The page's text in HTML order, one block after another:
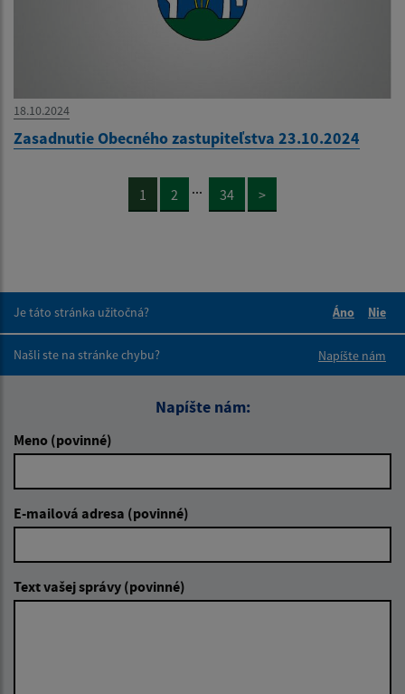
18.10.2024
Zasadnutie Obecného zastupiteľstva 23.10.2024
1 2 ... 34 >
Je táto stránka užitočná?
Áno
Nie
Našli ste na stránke chybu?
Napíšte nám
Napíšte nám:
Meno (povinné)
E-mailová adresa (povinné)
Text vašej správy (povinné)